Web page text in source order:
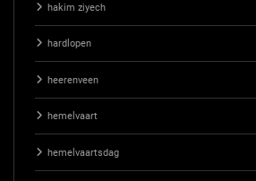
hakim ziyech
hardlopen
heerenveen
hemelvaart
hemelvaartsdag